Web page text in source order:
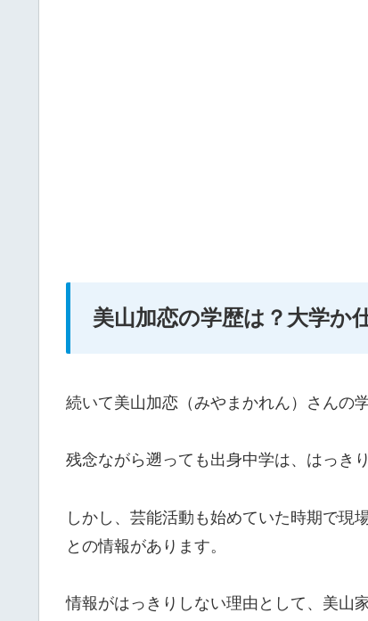
美山加恋の学歴は？大学か
続いて美山加恋（みやまかれん）さんの
残念ながら遡っても出身中学は、はっき
しかし、芸能活動も始めていた時期で現
との情報があります。
情報がはっきりしない理由として、美山